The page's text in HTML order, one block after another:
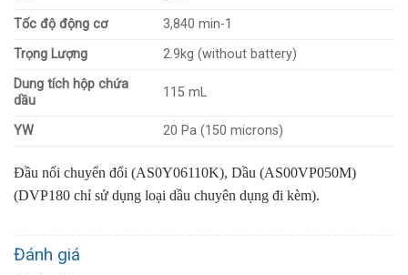
Tốc độ động cơ
3,840 min-1
Trọng Lượng
2.9kg (without battery)
Dung tích hộp chứa
dầu
115 mL
YW 20 Pa (150 microns)
Đầu nối chuyển đổi (AS0Y06110K), Dầu (AS00VP050M)
(DVP180 chỉ sử dụng loại dầu chuyên dụng đi kèm).
Đánh giá